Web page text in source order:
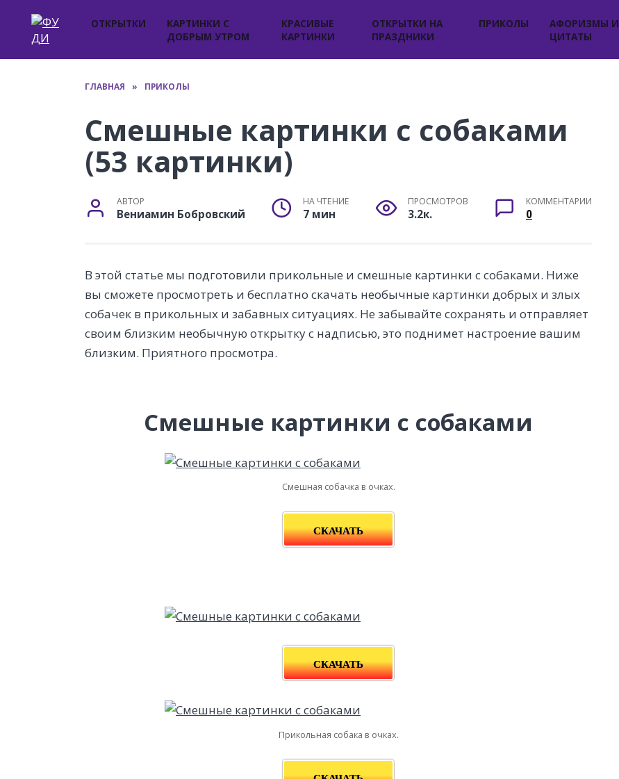
содержанию
ОТКРЫТКИ
КАРТИНКИ С
ДОБРЫМ УТРОМ
КРАСИВЫЕ
КАРТИНКИ
ОТКРЫТКИ НА
ПРАЗДНИКИ
ПРИКОЛЫ
АФОРИЗМЫ И
ЦИТАТЫ
ГЛАВНАЯ » ПРИКОЛЫ
Смешные картинки с собаками
(53 картинки)
АВТОР
Вениамин Бобровский
НА ЧТЕНИЕ
7 мин
ПРОСМОТРОВ
3.2к.
КОММЕНТАРИИ
0
В этой статье мы подготовили прикольные и смешные картинки с собаками. Ниже
вы сможете просмотреть и бесплатно скачать необычные картинки добрых и злых
собачек в прикольных и забавных ситуациях. Не забывайте сохранять и отправляет
своим близким необычную открытку с надписью, это поднимет настроение вашим
близким. Приятного просмотра.
Смешные картинки с собаками
Смешная собачка в очках.
СКАЧАТЬ
СКАЧАТЬ
Прикольная собака в очках.